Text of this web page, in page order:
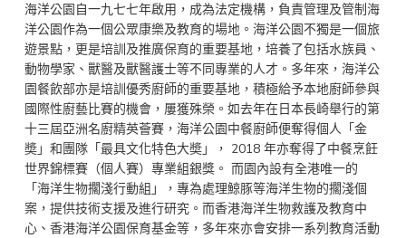
海洋公園自一九七七年啟用，成為法定機構，負責管理及管制海
洋公園作為一個公眾康樂及教育的場地。海洋公園不獨是一個旅
遊景點，更是培訓及推廣保育的重要基地，培養了包括水族員、
動物學家、獸醫及獸醫護士等不同專業的人才。多年來，海洋公
園餐飲部亦是培訓優秀廚師的重要基地，積極給予本地廚師參與
國際性廚藝比賽的機會，屢獲殊榮。如去年在日本長崎舉行的第
十三屆亞洲名廚精英薈賽，海洋公園中餐廚師便奪得個人「金
奬」和團隊「最具文化特色大奬」， 2018 年亦奪得了中餐烹飪
世界錦標賽（個人賽）專業組銀獎。 而園內設有全港唯一的
「海洋生物擱淺行動組」，專為處理鯨豚等海洋生物的擱淺個
案，提供技術支援及進行研究。而香港海洋生物救護及教育中
心、香港海洋公園保育基金等，多年來亦會安排一系列教育活動